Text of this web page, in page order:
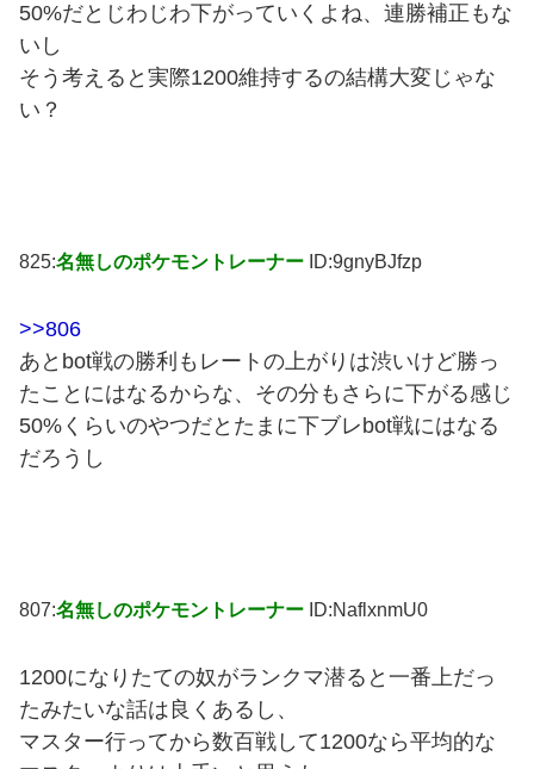
50%だとじわじわ下がっていくよね、連勝補正もな
いし
そう考えると実際1200維持するの結構大変じゃな
い？
825:名無しのポケモントレーナー ID:9gnyBJfzp
>>806
あとbot戦の勝利もレートの上がりは渋いけど勝っ
たことにはなるからな、その分もさらに下がる感じ
50%くらいのやつだとたまに下ブレbot戦にはなる
だろうし
807:名無しのポケモントレーナー ID:NaflxnmU0
1200になりたての奴がランクマ潜ると一番上だっ
たみたいな話は良くあるし、
マスター行ってから数百戦して1200なら平均的な